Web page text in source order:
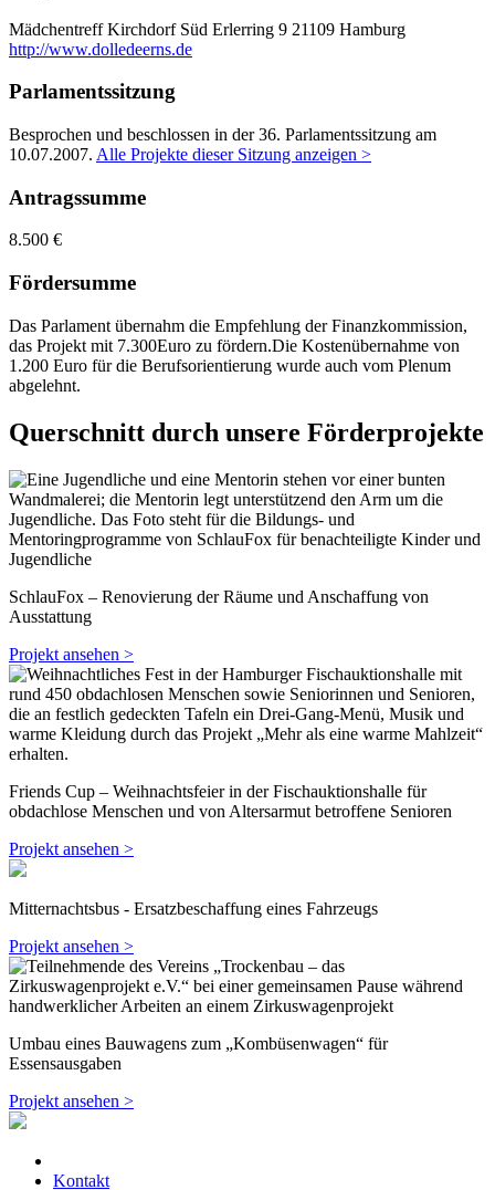
Mädchentreff Kirchdorf Süd Erlerring 9 21109 Hamburg
http://www.dolledeerns.de
Parlamentssitzung
Besprochen und beschlossen in der 36. Parlamentssitzung am
10.07.2007. Alle Projekte dieser Sitzung anzeigen >
Antragssumme
8.500 €
Fördersumme
Das Parlament übernahm die Empfehlung der Finanzkommission,
das Projekt mit 7.300Euro zu fördern.Die Kostenübernahme von
1.200 Euro für die Berufsorientierung wurde auch vom Plenum
abgelehnt.
Querschnitt durch unsere Förderprojekte
SchlauFox – Renovierung der Räume und Anschaffung von
Ausstattung
Projekt ansehen >
Friends Cup – Weihnachtsfeier in der Fischauktionshalle für
obdachlose Menschen und von Altersarmut betroffene Senioren
Projekt ansehen >
Mitternachtsbus - Ersatzbeschaffung eines Fahrzeugs
Projekt ansehen >
Umbau eines Bauwagens zum „Kombüsenwagen“ für
Essensausgaben
Projekt ansehen >
Kontakt